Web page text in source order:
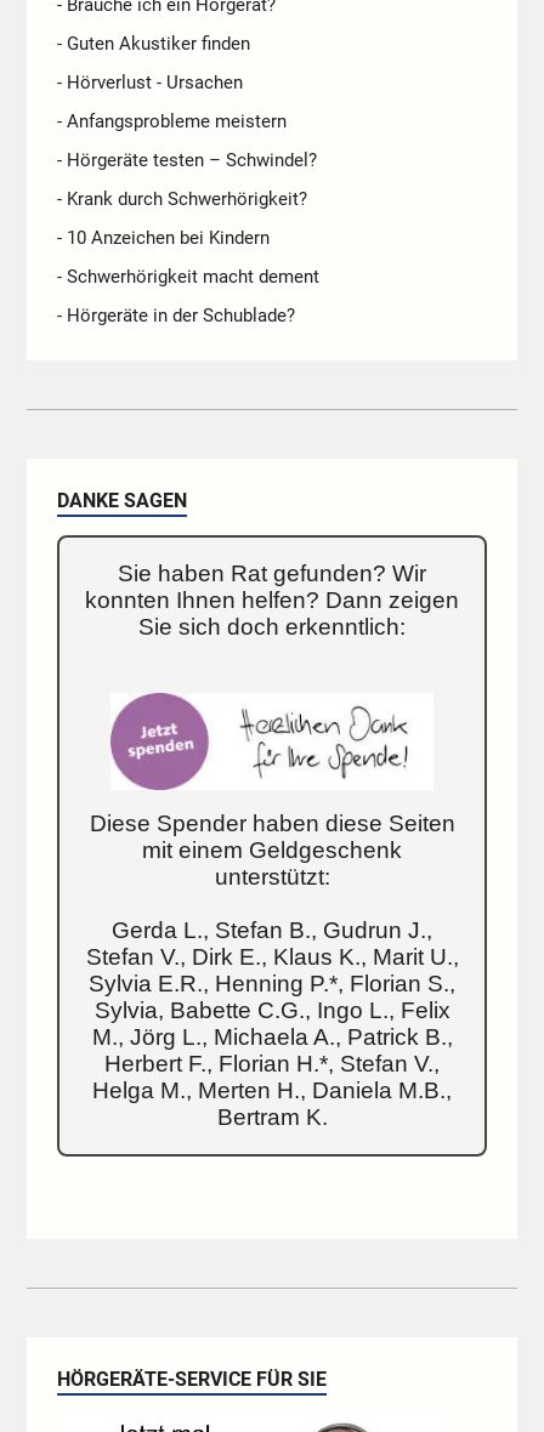
- Brauche ich ein Hörgerät?
- Guten Akustiker finden
- Hörverlust - Ursachen
- Anfangsprobleme meistern
- Hörgeräte testen – Schwindel?
- Krank durch Schwerhörigkeit?
- 10 Anzeichen bei Kindern
- Schwerhörigkeit macht dement
- Hörgeräte in der Schublade?
DANKE SAGEN
Sie haben Rat gefunden? Wir
konnten Ihnen helfen? Dann zeigen
Sie sich doch erkenntlich:
Diese Spender haben diese Seiten
mit einem Geldgeschenk
unterstützt:
Gerda L., Stefan B., Gudrun J.,
Stefan V., Dirk E., Klaus K., Marit U.,
Sylvia E.R., Henning P.*, Florian S.,
Sylvia, Babette C.G., Ingo L., Felix
M., Jörg L., Michaela A., Patrick B.,
Herbert F., Florian H.*, Stefan V.,
Helga M., Merten H., Daniela M.B.,
Bertram K.
HÖRGERÄTE-SERVICE FÜR SIE